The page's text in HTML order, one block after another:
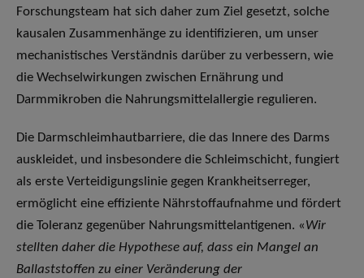
Forschungsteam hat sich daher zum Ziel gesetzt, solche
kausalen Zusammenhänge zu identifizieren, um unser
mechanistisches Verständnis darüber zu verbessern, wie
die Wechselwirkungen zwischen Ernährung und
Darmmikroben die Nahrungsmittelallergie regulieren.
Die Darmschleimhautbarriere, die das Innere des Darms
auskleidet, und insbesondere die Schleimschicht, fungiert
als erste Verteidigungslinie gegen Krankheitserreger,
ermöglicht eine effiziente Nährstoffaufnahme und fördert
die Toleranz gegenüber Nahrungsmittelantigenen. «Wir
stellten daher die Hypothese auf, dass ein Mangel an
Ballaststoffen zu einer Veränderung der